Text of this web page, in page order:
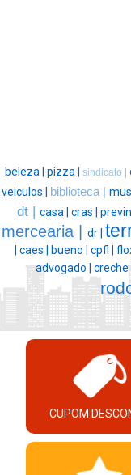
beleza | pizza | sindicato |
veiculos |
biblioteca |
dt | casa | cras |
mercearia | dr |
caes | bueno | cpfl |
advogado |
CUPOM